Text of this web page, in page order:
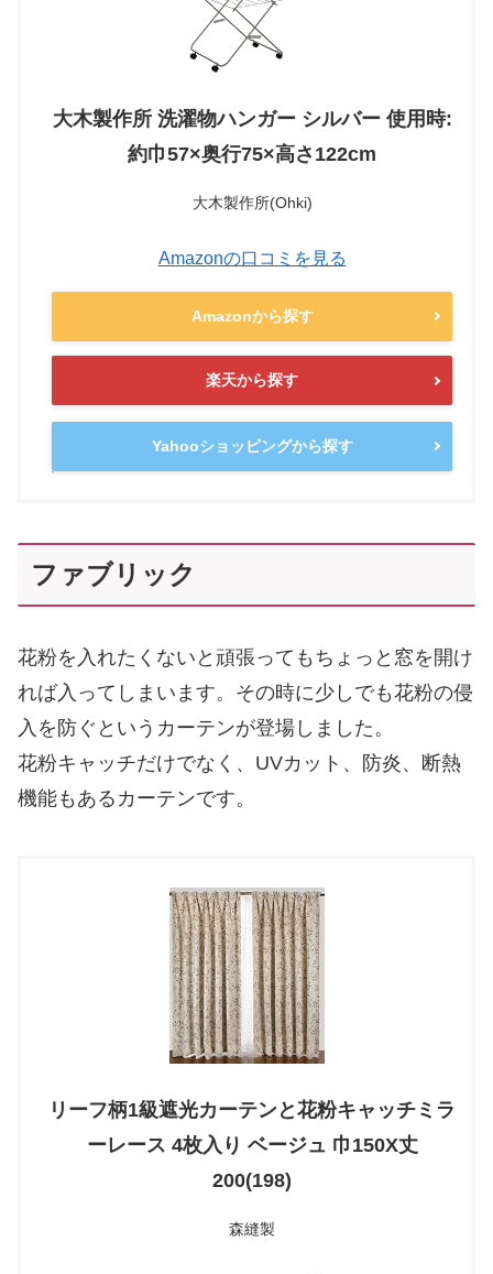
大木製作所 洗濯物ハンガー シルバー 使用時:
約巾57×奥行75×高さ122cm
大木製作所(Ohki)
Amazonの口コミを見る
Amazonから探す
楽天から探す
Yahooショッピングから探す
ファブリック
花粉を入れたくないと頑張ってもちょっと窓を開け
れば入ってしまいます。その時に少しでも花粉の侵
入を防ぐというカーテンが登場しました。
花粉キャッチだけでなく、UVカット、防炎、断熱
機能もあるカーテンです。
リーフ柄1級遮光カーテンと花粉キャッチミラ
ーレース 4枚入り ベージュ 巾150X丈
200(198)
森縫製